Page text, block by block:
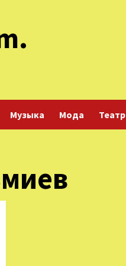
Музыка Мода Театр